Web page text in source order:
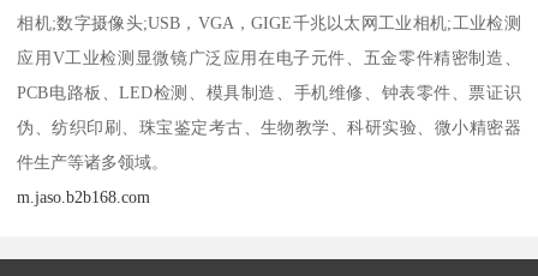
相机;数字摄像头;USB，VGA，GIGE千兆以太网工业相机;工业检测
应用V工业检测显微镜广泛应用在电子元件、五金零件精密制造、
PCB电路板、LED检测、模具制造、手机维修、钟表零件、票证识
伪、纺织印刷、珠宝鉴定考古、生物教学、科研实验、微小精密器
件生产等诸多领域。
m.jaso.b2b168.com